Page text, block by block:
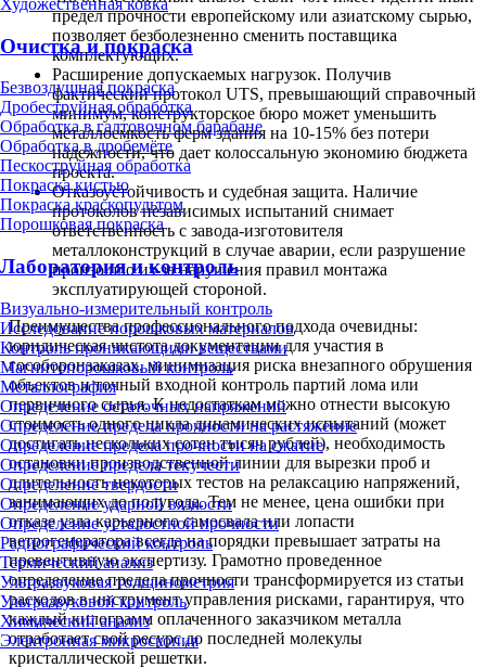
Художественная ковка
Очистка и покраска
Безвоздушная покраска
Дробеструйная обработка
Обработка в галтовочном барабане
Обработка в дробемёте
Пескоструйная обработка
Покраска кистью
Покраска краскопультом
Порошковая покраска
Лаборатория и контроль
Визуально-измерительный контроль
Исследование порошковых материалов
Контроль проникающими веществами
Магнитопорошковый контроль
Металлография
Определение остаточных напряжений
Определение предела прочности на растяжение
Определение предела прочности на сжатие
Определение предела текучести
Определение твердости
Определение ударной вязкости
Определение усталостной прочности
Радиографический контроль
Термический анализ
Ультразвуковая толщинометрия
Ультразвуковой контроль
Химический анализ
Электронная микроскопия
предел прочности европейскому или азиатскому сырью,
позволяет безболезненно сменить поставщика
комплектующих.
Расширение допускаемых нагрузок. Получив
фактический протокол UTS, превышающий справочный
минимум, конструкторское бюро может уменьшить
металлоемкость ферм здания на 10-15% без потери
надежности, что дает колоссальную экономию бюджета
проекта.
Отказоустойчивость и судебная защита. Наличие
протоколов независимых испытаний снимает
ответственность с завода-изготовителя
металлоконструкций в случае аварии, если разрушение
произошло из-за нарушения правил монтажа
эксплуатирующей стороной.
Преимущества профессионального подхода очевидны:
юридическая чистота документации для участия в
гособоронзаказах, минимизация риска внезапного обрушения
объектов и точный входной контроль партий лома или
первичного сырья. К недостаткам можно отнести высокую
стоимость одного цикла динамических испытаний (может
достигать нескольких сотен тысяч рублей), необходимость
остановки производственной линии для вырезки проб и
длительность некоторых тестов на релаксацию напряжений,
занимающих до полугода. Тем не менее, цена ошибки при
отказе узла карьерного самосвала или лопасти
ветрогенератора всегда на порядки превышает затраты на
превентивную экспертизу. Грамотно проведенное
определение предела прочности трансформируется из статьи
расходов в инструмент управления рисками, гарантируя, что
каждый килограмм оплаченного заказчиком металла
отработает свой ресурс до последней молекулы
кристаллической решетки.